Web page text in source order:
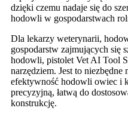
dzięki czemu nadaje się do
hodowli w gospodarstwach
Dla lekarzy weterynarii,
gospodarstw zajmujących się
hodowli, pistolet Vet AI Tool
narzędziem. Jest to niezbędne
efektywność hodowli owiec i
precyzyjną, łatwą do
konstrukcję.